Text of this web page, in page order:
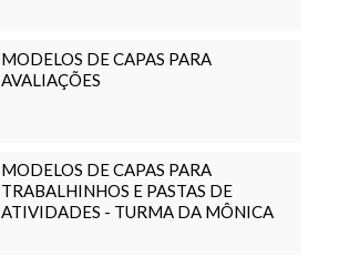
MODELOS DE CAPAS PARA
AVALIAÇÕES
MODELOS DE CAPAS PARA
TRABALHINHOS E PASTAS DE
ATIVIDADES - TURMA DA MÔNICA